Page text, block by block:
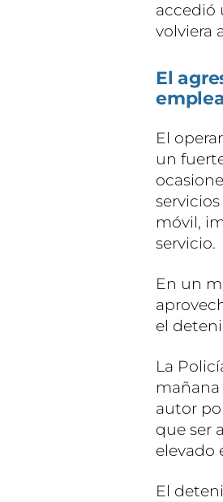
accedió
volviera
El
El
un
móvil,
servicio.
En un
el
La
autor
que ser
elevado
El